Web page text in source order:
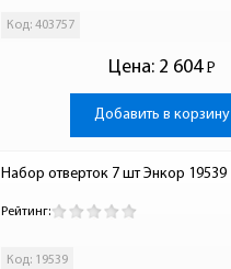
Код: 403757
Цена: 2 604 Р
-
Добавить в корзину
Набор отверток 7 шт Энкор 19539
Рейтинг:
Код: 19539